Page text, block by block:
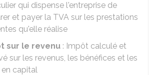
qui dispense l'entreprise de
et payer la TVA sur les prestations
qu'elle réalise
sur le revenu : Impôt calculé et
sur les revenus, les bénéfices et les
en capital